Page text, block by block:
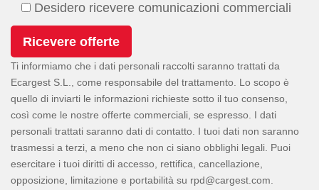
Desidero ricevere comunicazioni commerciali
Ti informiamo che i dati personali raccolti saranno trattati da
Ecargest S.L., come responsabile del trattamento. Lo scopo è
quello di inviarti le informazioni richieste sotto il tuo consenso,
così come le nostre offerte commerciali, se espresso. I dati
personali trattati saranno dati di contatto. I tuoi dati non saranno
trasmessi a terzi, a meno che non ci siano obblighi legali. Puoi
esercitare i tuoi diritti di accesso, rettifica, cancellazione,
opposizione, limitazione e portabilità su
.